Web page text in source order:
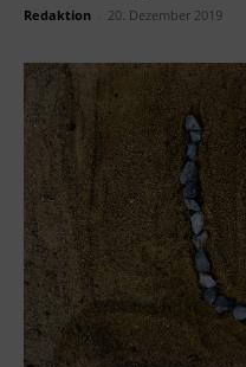
Redaktion 20. Dezember 2019